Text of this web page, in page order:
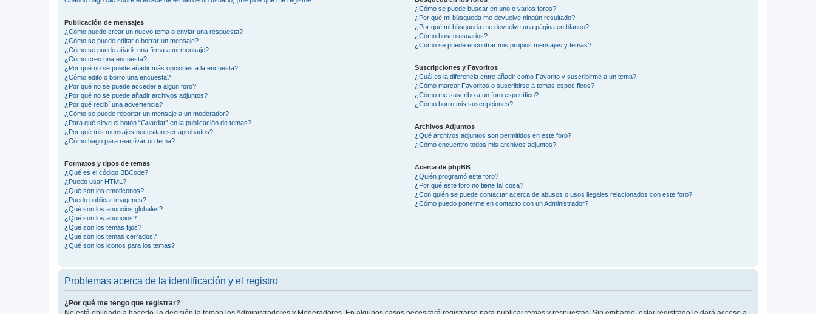
Publicación de mensajes
¿Cómo puedo crear un nuevo tema o enviar una respuesta?
¿Cómo se puede editar o borrar un mensaje?
¿Cómo se puede añadir una firma a mi mensaje?
¿Cómo creo una encuesta?
¿Por qué no se puede añadir más opciones a la encuesta?
¿Cómo edito o borro una encuesta?
¿Por qué no se puede acceder a algún foro?
¿Por qué no se puede añadir archivos adjuntos?
¿Por qué recibí una advertencia?
¿Cómo se puede reportar un mensaje a un moderador?
¿Para qué sirve el botón “Guardar” en la publicación de temas?
¿Por qué mis mensajes necesitan ser aprobados?
¿Cómo hago para reactivar un tema?
Formatos y tipos de temas
¿Qué es el código BBCode?
¿Puedo usar HTML?
¿Qué son los emoticonos?
¿Puedo publicar imagenes?
¿Qué son los anuncios globales?
¿Qué son los anuncios?
¿Qué son los temas fijos?
¿Qué son los temas cerrados?
¿Qué son los iconos para los temas?
¿Cómo se puede buscar en uno o varios foros?
¿Por qué mi búsqueda me devuelve ningún resultado?
¿Por qué mi búsqueda me devuelve una página en blanco?
¿Cómo busco usuarios?
¿Como se puede encontrar mis propios mensajes y temas?
Suscripciones y Favoritos
¿Cuál es la diferencia entre añadir como Favorito y suscribirme a un tema?
¿Cómo marcar Favoritos o suscribirse a temas específicos?
¿Cómo me suscribo a un foro específico?
¿Cómo borro mis suscripciones?
Archivos Adjuntos
¿Qué archivos adjuntos son permitidos en este foro?
¿Cómo encuentro todos mis archivos adjuntos?
Acerca de phpBB
¿Quién programó este foro?
¿Por qué este foro no tiene tal cosa?
¿Con quién se puede contactar acerca de abusos o usos ilegales relacionados con este foro?
¿Cómo puedo ponerme en contacto con un Administrador?
Problemas acerca de la identificación y el registro
¿Por qué me tengo que registrar?